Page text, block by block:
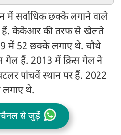
सर्वाधिक छक्के लगाने वाले
हैं. केकेआर की तरफ से खेलते
में 52 छक्के लगाए थे. चौथे
गेल हैं. 2013 में क्रिस गेल ने
पांचवें स्थान पर हैं. 2022
थे.
चैनल से जुड़ें